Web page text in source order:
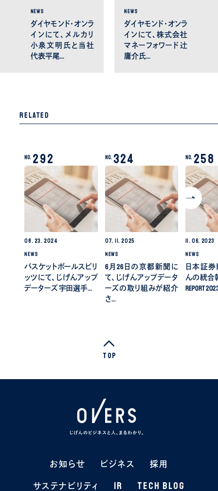
NEWS
ダイヤモンド・オンラ
インにて、メルカリ
小泉文明氏と当社
代表平尾…
NEWS
ダイヤモンド・オンラ
インにて、株式会社
マネーフォワード 辻
庸介氏…
Related
No. 292
08. 23. 2024
NEWS
バスケットボールスピリ
ッツにて、じげんアップ
データーズ 宇田選手…
No. 324
07. 11. 2025
NEWS
6月26日の京都新聞に
て、じげんアップデータ
ーズの取り組みが紹介
さ…
No. 258
11. 06. 2023
NEWS
日本証券
んの統合
REPORT
Top
お知らせ
お知らせ ビジネス
ビジネス 採用
採用
サステナビリティ
サステナビリティ IR
IR TECH BLOG
TECH BLOG